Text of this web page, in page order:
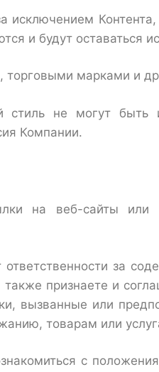
исключением
и будут оставаться
марками и
не могут быть
Компании.
на веб-сайты
за
признаете и
вызванные или
товарам или
с